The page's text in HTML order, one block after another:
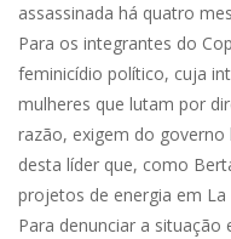
assassinada há quatro
Para os integrantes do
feminicídio político, cuja
mulheres que lutam por
razão, exigem do
desta líder que, como
projetos de energia em La
Para denunciar a situação